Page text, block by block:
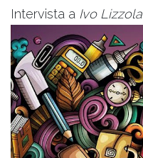
Intervista a Ivo Lizzola